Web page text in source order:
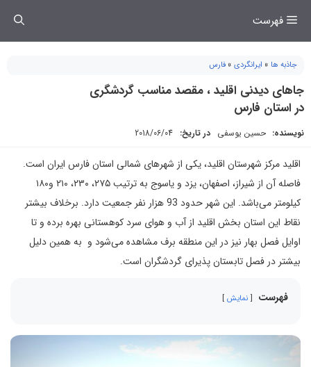
فهرست
جاذبه ها » ایرانگردی » فارس
جاهای دیدنی اقلید ، مقصد مناسب گردشگری
در استان فارس
نویسنده: حسین یوسفی در تاریخ: 2018/06/04
اقلید مرکز شهرستان اقلید، یکی از شهرهای شمالی استان فارس ایران است.
فاصله آن از شیراز، اصفهان، یزد و یاسوج به ترتیب ۲۷۵، ۲۳۰، ۲۱۰ و۱۸۰
کیلومتر می‌باشد. این شهر حدود 93 هزار نفر جمعیت دارد. برخلاف بیشتر
نقاط این استان بخش اقلید از آب و هوای سرد کوهستانی بهره برده و تا
اوایل فصل بهار نیز در این منطقه برف مشاهده می‌شود و به همین دلیل
بیشتر در فصل تابستان پذیرای گردشگران است.
فهرست نمایش